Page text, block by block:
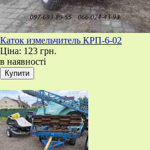
Каток измельчитель КРП-6-02
Ціна: 123 грн.
в наявності